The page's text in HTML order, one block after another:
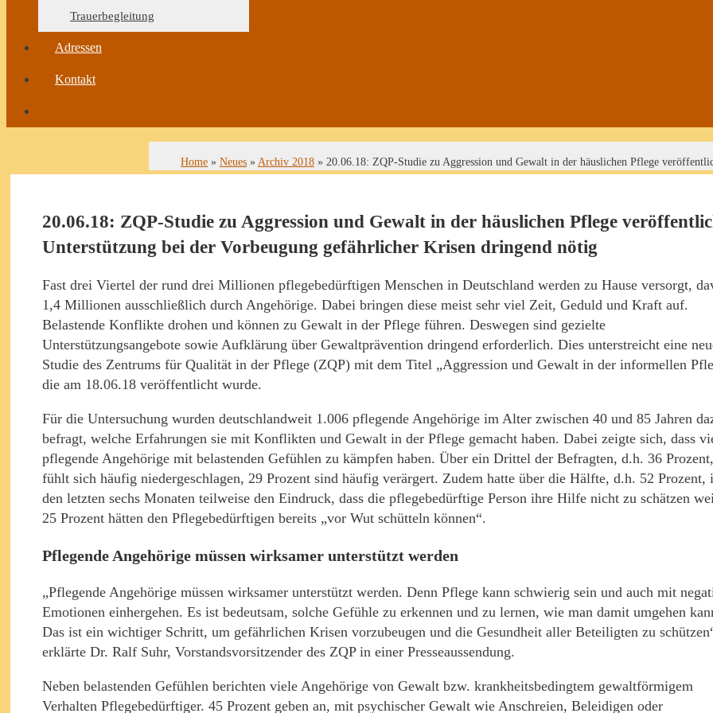
Trauerbegleitung
Adressen
Kontakt
Home » Neues » Archiv 2018 » 20.06.18: ZQP-Studie zu Aggression und Gewalt in der häuslichen Pflege
20.06.18: ZQP-Studie zu Aggression und Gewalt in der häuslichen Pflege
Unterstützung bei der Vorbeugung gefährlicher Krisen dringend nötig
Fast drei Viertel der rund drei Millionen pflegebedürftigen Menschen in Deutschland werden zu Hause versorgt,
1,4 Millionen ausschließlich durch Angehörige. Dabei bringen diese meist sehr viel Zeit, Geduld und Kraft auf.
Belastende Konflikte drohen und können zu Gewalt in der Pflege führen. Deswegen sind gezielte
Unterstützungsangebote sowie Aufklärung über Gewaltprävention dringend erforderlich. Dies unterstreicht eine
Studie des Zentrums für Qualität in der Pflege (ZQP) mit dem Titel „Aggression und Gewalt in der informellen
die am 18.06.18 veröffentlicht wurde.
Für die Untersuchung wurden deutschlandweit 1.006 pflegende Angehörige im Alter zwischen 40 und 85 Jahren
befragt, welche Erfahrungen sie mit Konflikten und Gewalt in der Pflege gemacht haben. Dabei zeigte sich, dass
pflegende Angehörige mit belastenden Gefühlen zu kämpfen haben. Über ein Drittel der Befragten, d.h. 36 Prozent,
fühlt sich häufig niedergeschlagen, 29 Prozent sind häufig verärgert. Zudem hatte über die Hälfte, d.h. 52 Prozent,
den letzten sechs Monaten teilweise den Eindruck, dass die pflegebedürftige Person ihre Hilfe nicht zu schätzen
25 Prozent hätten den Pflegebedürftigen bereits „vor Wut schütteln können“.
Pflegende Angehörige müssen wirksamer unterstützt werden
„Pflegende Angehörige müssen wirksamer unterstützt werden. Denn Pflege kann schwierig sein und auch mit
Emotionen einhergehen. Es ist bedeutsam, solche Gefühle zu erkennen und zu lernen, wie man damit umgehen
Das ist ein wichtiger Schritt, um gefährlichen Krisen vorzubeugen und die Gesundheit aller Beteiligten zu
erklärte Dr. Ralf Suhr, Vorstandsvorsitzender des ZQP in einer Presseaussendung.
Neben belastenden Gefühlen berichten viele Angehörige von Gewalt bzw. krankheitsbedingtem gewaltförmigem
Verhalten Pflegebedürftiger. 45 Prozent geben an, mit psychischer Gewalt wie Anschreien, Beleidigen oder